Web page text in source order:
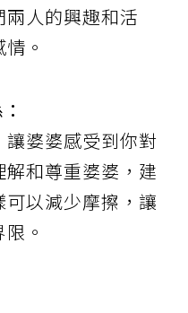
人的興趣和活
。
婆婆感受到你對
和尊重婆婆，建
以減少摩擦，讓
。